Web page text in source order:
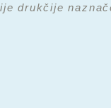
drukčije